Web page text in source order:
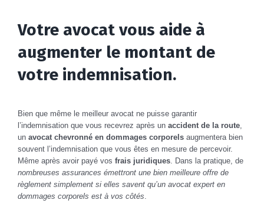
Votre avocat vous aide à
augmenter le montant de
votre indemnisation.
Bien que même le meilleur avocat ne puisse garantir
l’indemnisation que vous recevrez après un accident de la route
un avocat chevronné en dommages corporels augmentera bien
souvent l’indemnisation que vous êtes en mesure de percevoir.
Même après avoir payé vos frais juridiques . Dans la pratique, de
nombreuses assurances émettront une bien meilleure offre de
règlement simplement si elles savent qu’un avocat expert en
dommages corporels est à vos côtés